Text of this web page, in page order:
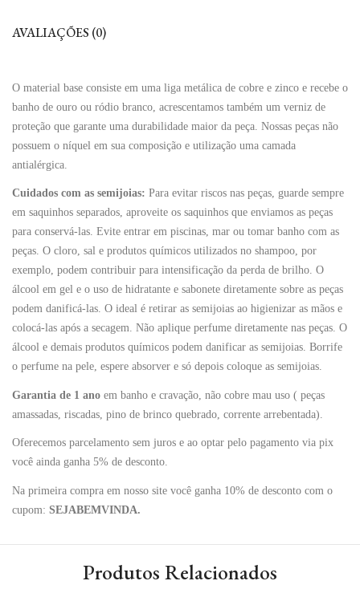
AVALIAÇÕES (0)
O material base consiste em uma liga metálica de cobre e zinco e recebe o
banho de ouro ou ródio branco, acrescentamos também um verniz de
proteção que garante uma durabilidade maior da peça. Nossas peças não
possuem o níquel em sua composição e utilização uma camada
antialérgica.
Cuidados com as semijoias: Para evitar riscos nas peças, guarde sempre
em saquinhos separados, aproveite os saquinhos que enviamos as peças
para conservá-las. Evite entrar em piscinas, mar ou tomar banho com as
peças. O cloro, sal e produtos químicos utilizados no shampoo, por
exemplo, podem contribuir para intensificação da perda de brilho. O
álcool em gel e o uso de hidratante e sabonete diretamente sobre as peças
podem danificá-las. O ideal é retirar as semijoias ao higienizar as mãos e
colocá-las após a secagem. Não aplique perfume diretamente nas peças. O
álcool e demais produtos químicos podem danificar as semijoias. Borrife
o perfume na pele, espere absorver e só depois coloque as semijoias.
Garantia de 1 ano em banho e cravação, não cobre mau uso ( peças
amassadas, riscadas, pino de brinco quebrado, corrente arrebentada).
Oferecemos parcelamento sem juros e ao optar pelo pagamento via pix
você ainda ganha 5% de desconto.
Na primeira compra em nosso site você ganha 10% de desconto com o
cupom: SEJABEMVINDA.
Produtos Relacionados